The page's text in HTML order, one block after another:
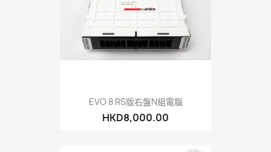
EVO 8 RS版右盤N組電腦
HKD8,000.00